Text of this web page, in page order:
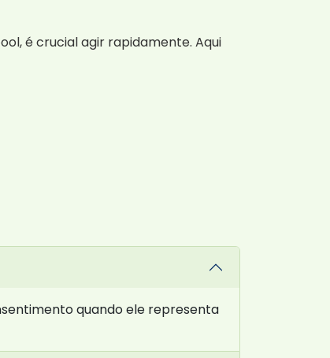
é crucial agir rapidamente. Aqui
quando ele representa